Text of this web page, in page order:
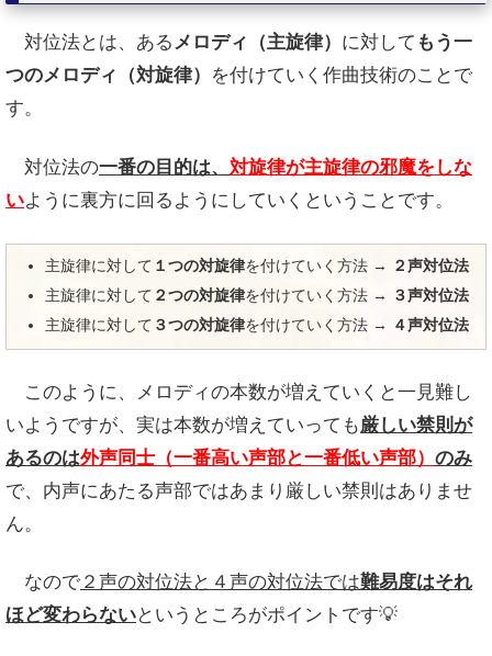
対位法とは、あるメロディ（主旋律） に対して もう一
つのメロディ（対旋律）
を付けていく作曲技術のことで
す。
対位法の一番の目的は、 対旋律が主旋律の邪魔をしな
いように裏方に回るようにしていくということです。
主旋律に対して １つの対旋律を付けていく方法 →
２声対位法
主旋律に対して ２つの対旋律を付けていく方法 →
３声対位法
主旋律に対して ３つの対旋律を付けていく方法 → ４声対位法
このように、メロディの本数が増えていくと一見難し
いようですが、実は本数が増えていっても厳しい禁則が
あるのは外声同士（一番高い声部と一番低い声部） のみ
で、内声にあたる声部ではあまり厳しい禁則はありませ
ん。
なので ２声の対位法と４声の対位法では難易度はそれ
ほど変わらないというところがポイントです💡